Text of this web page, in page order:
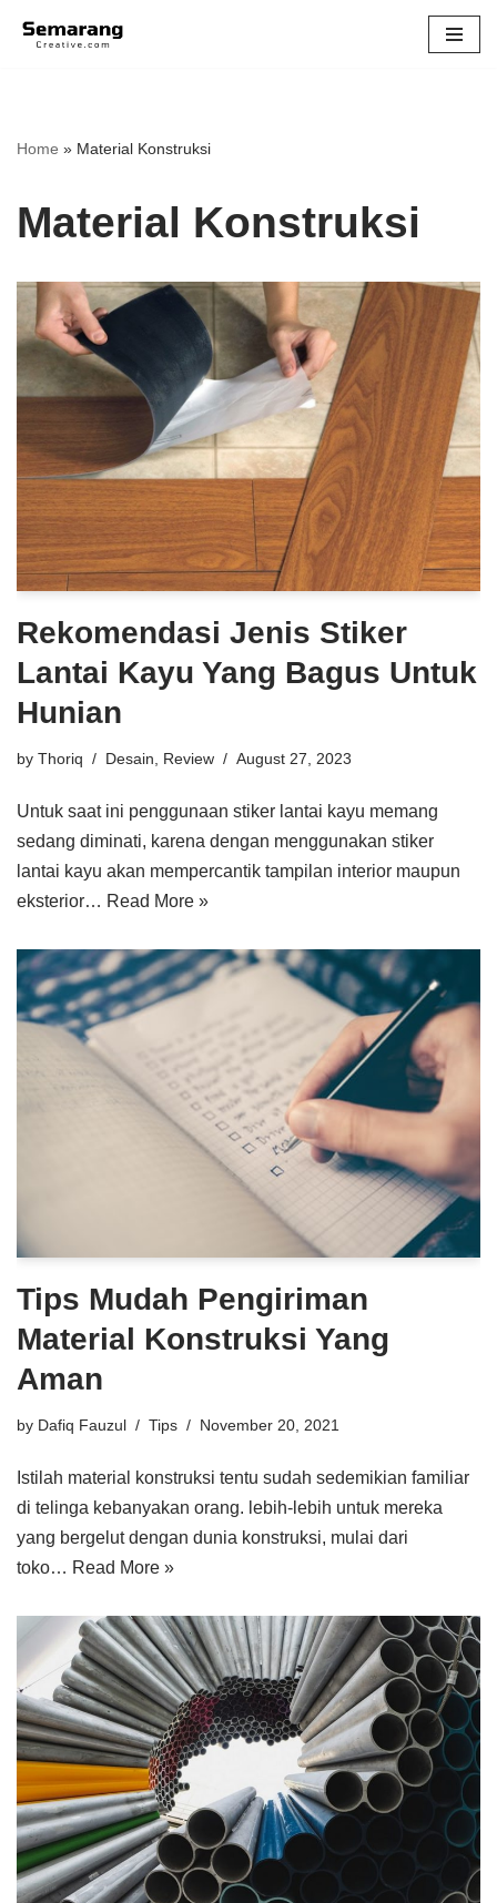
Home » Material Konstruksi
Material Konstruksi
Rekomendasi Jenis Stiker
Lantai Kayu Yang Bagus Untuk
Hunian
by Thoriq Desain Review August 27, 2023
Untuk saat ini penggunaan stiker lantai kayu memang
sedang diminati, karena dengan menggunakan stiker
lantai kayu akan mempercantik tampilan interior maupun
eksterior… Read More »
Tips Mudah Pengiriman
Material Konstruksi Yang
Aman
by Dafiq Fauzul Tips November 20, 2021
Istilah material konstruksi tentu sudah sedemikian familiar
di telinga kebanyakan orang. lebih-lebih untuk mereka
yang bergelut dengan dunia konstruksi, mulai dari
toko… Read More »